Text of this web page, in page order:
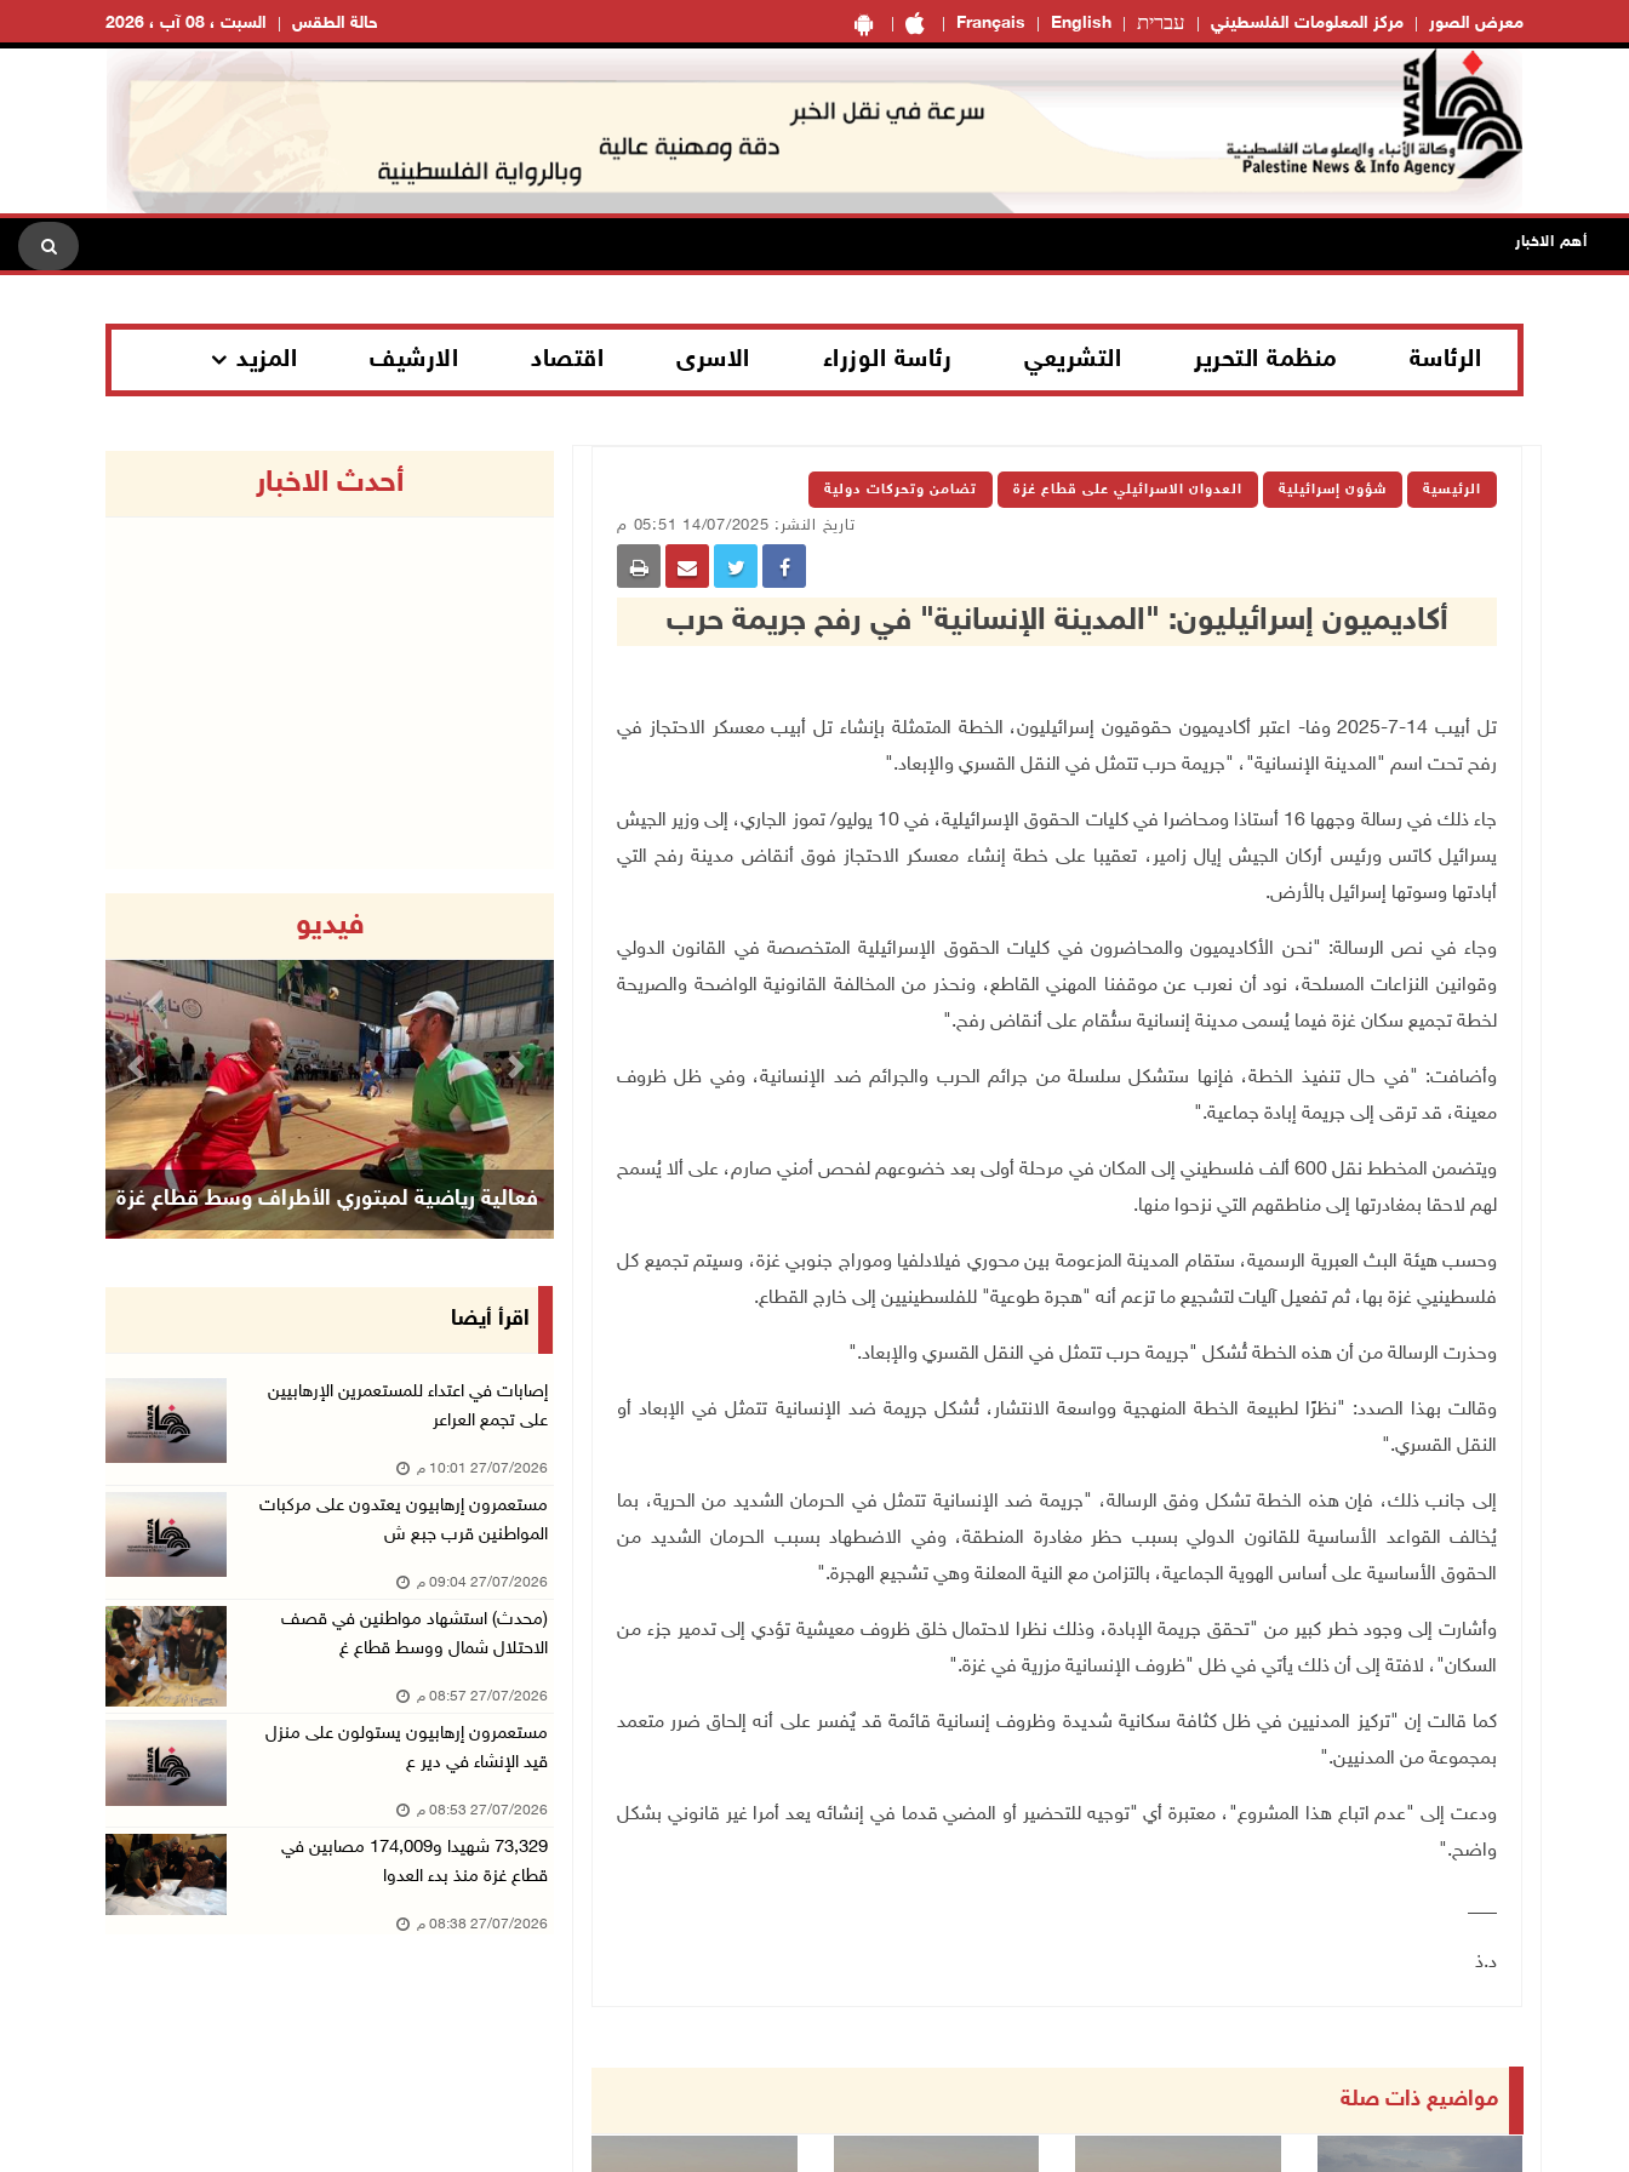
Français English עברית مركز المعلومات الفلسطيني معرض الصور السبت ، 08 آب ، 2026 حالة الطقس
أهم الاخبار
الرئاسة منظمة التحرير التشريعي رئاسة الوزراء الاسرى اقتصاد الارشيف المزيد
الرئيسية شؤون إسرائيلية العدوان الاسرائيلي على قطاع غزة تضامن وتحركات دولية
تاريخ النشر: 14/07/2025 05:51 م
أكاديميون إسرائيليون: "المدينة الإنسانية" في رفح جريمة حرب
تل أبيب 14-7-2025 وفا- اعتبر أكاديميون حقوقيون إسرائيليون، الخطة المتمثلة بإنشاء تل أبيب معسكر الاحتجاز في
رفح تحت اسم "المدينة الإنسانية"، "جريمة حرب تتمثل في النقل القسري والإبعاد".
جاء ذلك في رسالة وجهها 16 أستاذا ومحاضرا في كليات الحقوق الإسرائيلية، في 10 يوليو/ تموز الجاري، إلى وزير الجيش
يسرائيل كاتس ورئيس أركان الجيش إيال زامير، تعقيبا على خطة إنشاء معسكر الاحتجاز فوق أنقاض مدينة رفح التي
أبادتها وسوتها إسرائيل بالأرض.
وجاء في نص الرسالة: "نحن الأكاديميون والمحاضرون في كليات الحقوق الإسرائيلية المتخصصة في القانون الدولي
وقوانين النزاعات المسلحة، نود أن نعرب عن موقفنا المهني القاطع، ونحذر من المخالفة القانونية الواضحة والصريحة
لخطة تجميع سكان غزة فيما يُسمى مدينة إنسانية ستُقام على أنقاض رفح".
وأضافت: "في حال تنفيذ الخطة، فإنها ستشكل سلسلة من جرائم الحرب والجرائم ضد الإنسانية، وفي ظل ظروف
معينة، قد ترقى إلى جريمة إبادة جماعية".
ويتضمن المخطط نقل 600 ألف فلسطيني إلى المكان في مرحلة أولى بعد خضوعهم لفحص أمني صارم، على ألا يُسمح
لهم لاحقا بمغادرتها إلى مناطقهم التي نزحوا منها.
وحسب هيئة البث العبرية الرسمية، ستقام المدينة المزعومة بين محوري فيلادلفيا وموراج جنوبي غزة، وسيتم تجميع كل
فلسطينيي غزة بها، ثم تفعيل آليات لتشجيع ما تزعم أنه "هجرة طوعية" للفلسطينيين إلى خارج القطاع.
وحذرت الرسالة من أن هذه الخطة تُشكل "جريمة حرب تتمثل في النقل القسري والإبعاد".
وقالت بهذا الصدد: "نظرًا لطبيعة الخطة المنهجية وواسعة الانتشار، تُشكل جريمة ضد الإنسانية تتمثل في الإبعاد أو
النقل القسري".
إلى جانب ذلك، فإن هذه الخطة تشكل وفق الرسالة، "جريمة ضد الإنسانية تتمثل في الحرمان الشديد من الحرية، بما
يُخالف القواعد الأساسية للقانون الدولي بسبب حظر مغادرة المنطقة، وفي الاضطهاد بسبب الحرمان الشديد من
الحقوق الأساسية على أساس الهوية الجماعية، بالتزامن مع النية المعلنة وهي تشجيع الهجرة".
وأشارت إلى وجود خطر كبير من "تحقق جريمة الإبادة، وذلك نظرا لاحتمال خلق ظروف معيشية تؤدي إلى تدمير جزء من
السكان"، لافتة إلى أن ذلك يأتي في ظل "ظروف الإنسانية مزرية في غزة".
كما قالت إن "تركيز المدنيين في ظل كثافة سكانية شديدة وظروف إنسانية قائمة قد يٌفسر على أنه إلحاق ضرر متعمد
بمجموعة من المدنيين".
ودعت إلى "عدم اتباع هذا المشروع"، معتبرة أي "توجيه للتحضير أو المضي قدما في إنشائه يعد أمرا غير قانوني بشكل
واضح".
___
د.ذ
مواضيع ذات صلة
أحدث الاخبار
فيديو
فعالية رياضية لمبتوري الأطراف وسط قطاع غزة
Previous Next
اقرأ أيضا
إصابات في اعتداء للمستعمرين الإرهابيين
على تجمع العراعر
27/07/2026 10:01 م
مستعمرون إرهابيون يعتدون على مركبات
المواطنين قرب جبع ش
27/07/2026 09:04 م
(محدث) استشهاد مواطنين في قصف
الاحتلال شمال ووسط قطاع غ
27/07/2026 08:57 م
مستعمرون إرهابيون يستولون على منزل
قيد الإنشاء في دير ع
27/07/2026 08:53 م
73,329 شهيدا و174,009 مصابين في
قطاع غزة منذ بدء العدوا
27/07/2026 08:38 م